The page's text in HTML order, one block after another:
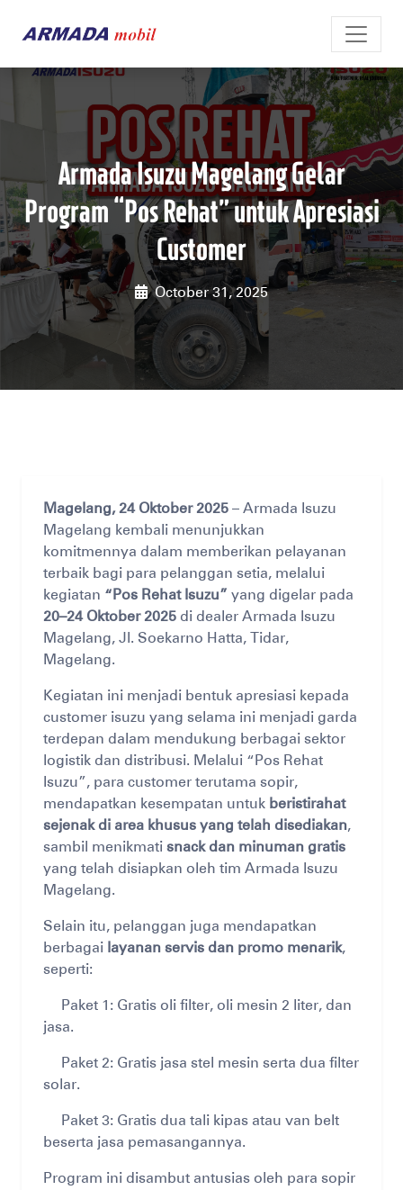
Armada Isuzu Magelang Gelar
Program “Pos Rehat” untuk Apresiasi
Customer
October 31, 2025
Magelang, 24 Oktober 2025 – Armada Isuzu
Magelang kembali menunjukkan
komitmennya dalam memberikan pelayanan
terbaik bagi para pelanggan setia, melalui
kegiatan “Pos Rehat Isuzu” yang digelar pada
20–24 Oktober 2025 di dealer Armada Isuzu
Magelang, Jl. Soekarno Hatta, Tidar,
Magelang.
Kegiatan ini menjadi bentuk apresiasi kepada
customer isuzu yang selama ini menjadi garda
terdepan dalam mendukung berbagai sektor
logistik dan distribusi. Melalui “Pos Rehat
Isuzu”, para customer terutama sopir,
mendapatkan kesempatan untuk beristirahat
sejenak di area khusus yang telah disediakan,
sambil menikmati snack dan minuman gratis
yang telah disiapkan oleh tim Armada Isuzu
Magelang.
Selain itu, pelanggan juga mendapatkan
berbagai layanan servis dan promo menarik,
seperti:
Paket 1: Gratis oli filter, oli mesin 2 liter, dan
jasa.
Paket 2: Gratis jasa stel mesin serta dua filter
solar.
Paket 3: Gratis dua tali kipas atau van belt
beserta jasa pemasangannya.
Program ini disambut antusias oleh para sopir